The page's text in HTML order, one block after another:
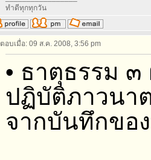
ทำดีทุกทุกวัน
ตอบเมื่อ: 09 ส.ค. 2008, 3:56 pm
• ธาตุธรรม
ปฏิบัติภาวนา
จากบันทึกขอ